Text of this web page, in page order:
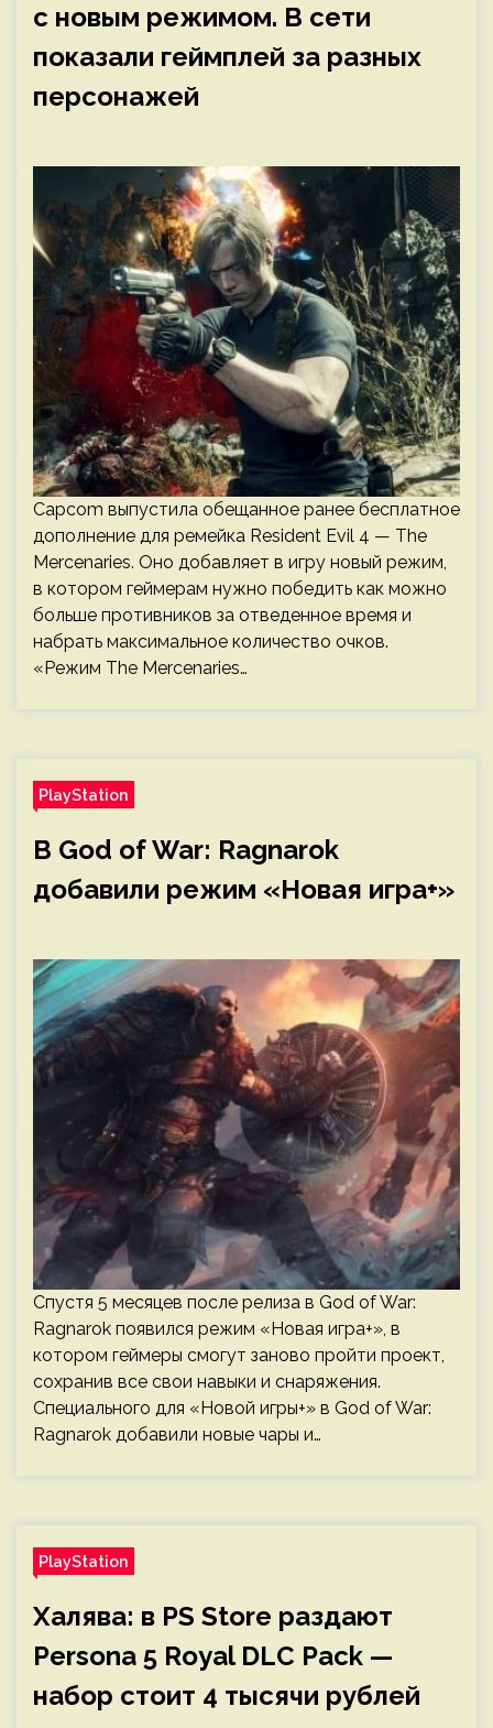
с новым режимом. В сети
показали геймплей за разных
персонажей
Capcom выпустила обещанное ранее бесплатное
дополнение для ремейка Resident Evil 4 — The
Mercenaries. Оно добавляет в игру новый режим,
в котором геймерам нужно победить как можно
больше противников за отведенное время и
набрать максимальное количество очков.
«Режим The Mercenaries…
PlayStation
В God of War: Ragnarok
добавили режим «Новая игра+»
Спустя 5 месяцев после релиза в God of War:
Ragnarok появился режим «Новая игра+», в
котором геймеры смогут заново пройти проект,
сохранив все свои навыки и снаряжения.
Специального для «Новой игры+» в God of War:
Ragnarok добавили новые чары и…
PlayStation
Халява: в PS Store раздают
Persona 5 Royal DLC Pack —
набор стоит 4 тысячи рублей